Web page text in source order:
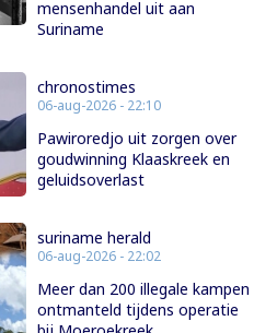
mensenhandel uit aan
Suriname
chronostimes
06-aug-2026 - 22:10
Pawiroredjo uit zorgen over
goudwinning Klaaskreek en
geluidsoverlast
suriname herald
06-aug-2026 - 22:02
Meer dan 200 illegale kampen
ontmanteld tijdens operatie